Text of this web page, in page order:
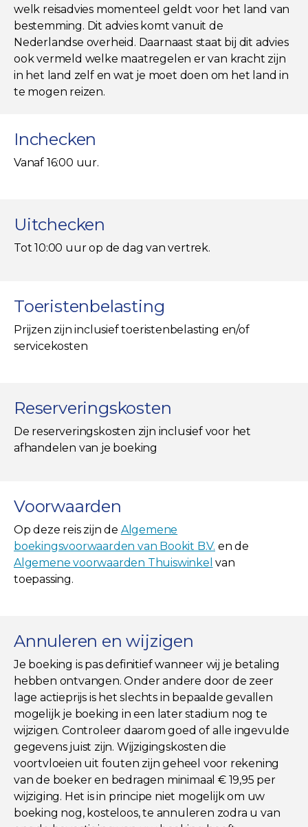
welk reisadvies momenteel geldt voor het land van
bestemming. Dit advies komt vanuit de
Nederlandse overheid. Daarnaast staat bij dit advies
ook vermeld welke maatregelen er van kracht zijn
in het land zelf en wat je moet doen om het land in
te mogen reizen.
Inchecken
Vanaf 16:00 uur.
Uitchecken
Tot 10:00 uur op de dag van vertrek.
Toeristenbelasting
Prijzen zijn inclusief toeristenbelasting en/of
servicekosten
Reserveringskosten
De reserveringskosten zijn inclusief voor het
afhandelen van je boeking
Voorwaarden
Op deze reis zijn de Algemene
boekingsvoorwaarden van Bookit B.V. en de
Algemene voorwaarden Thuiswinkel van
toepassing.
Annuleren en wijzigen
Je boeking is pas definitief wanneer wij je betaling
hebben ontvangen. Onder andere door de zeer
lage actieprijs is het slechts in bepaalde gevallen
mogelijk je boeking in een later stadium nog te
wijzigen. Controleer daarom goed of alle ingevulde
gegevens juist zijn. Wijzigingskosten die
voortvloeien uit fouten zijn geheel voor rekening
van de boeker en bedragen minimaal € 19,95 per
wijziging. Het is in principe niet mogelijk om uw
boeking nog, kosteloos, te annuleren zodra u van